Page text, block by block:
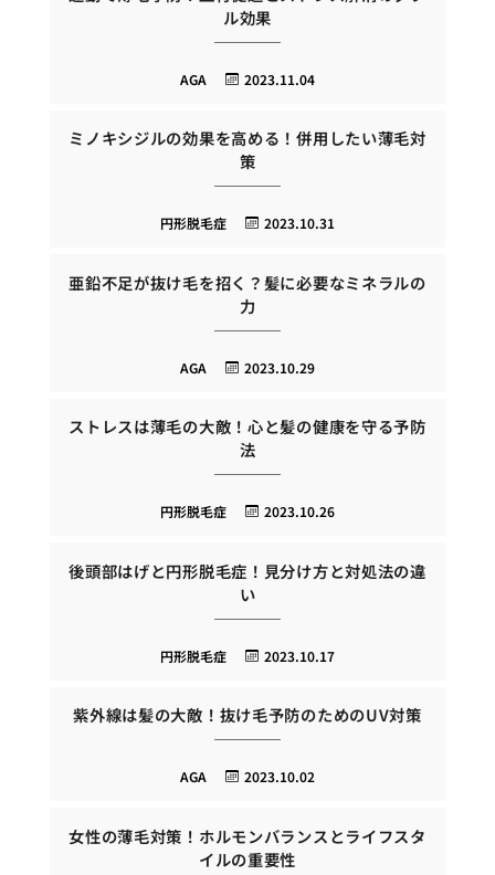
ル効果
2023.11.04
AGA
ミノキシジルの効果を高める！併用したい薄毛対
策
2023.10.31
円形脱毛症
亜鉛不足が抜け毛を招く？髪に必要なミネラルの
力
2023.10.29
AGA
ストレスは薄毛の大敵！心と髪の健康を守る予防
法
2023.10.26
円形脱毛症
後頭部はげと円形脱毛症！見分け方と対処法の違
い
2023.10.17
円形脱毛症
紫外線は髪の大敵！抜け毛予防のためのUV対策
2023.10.02
AGA
女性の薄毛対策！ホルモンバランスとライフスタ
イルの重要性